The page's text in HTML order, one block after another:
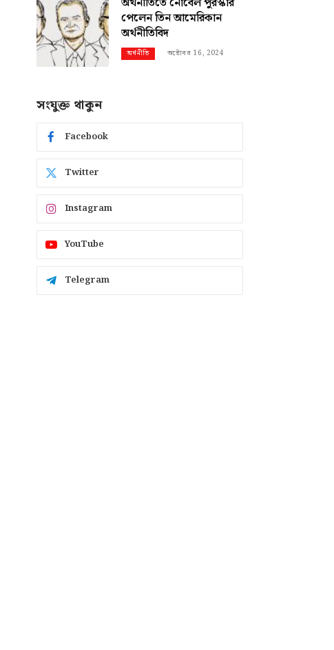
পেলেন তিন আমেরিকান
অর্থনীতিবিদ
অর্থনীতি অক্টোবর 16, 2024
সংযুক্ত থাকুন
Facebook
Twitter
Instagram
YouTube
Telegram